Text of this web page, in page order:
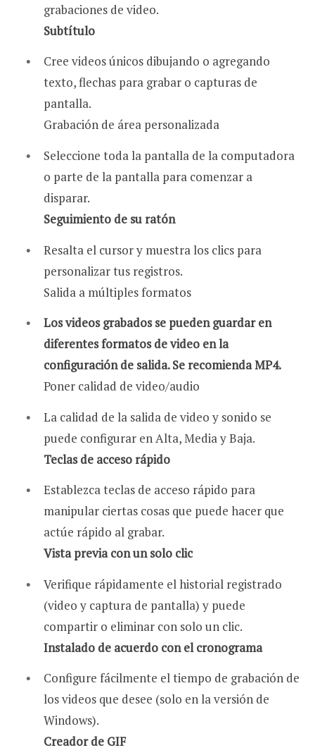
grabaciones de video.
Subtítulo
Cree videos únicos dibujando o agregando
texto, flechas para grabar o capturas de
pantalla.
Grabación de área personalizada
Seleccione toda la pantalla de la computadora
o parte de la pantalla para comenzar a
disparar.
Seguimiento de su ratón
Resalta el cursor y muestra los clics para
personalizar tus registros.
Salida a múltiples formatos
Los videos grabados se pueden guardar en
diferentes formatos de video en la
configuración de salida. Se recomienda MP4.
Poner calidad de video/audio
La calidad de la salida de video y sonido se
puede configurar en Alta, Media y Baja.
Teclas de acceso rápido
Establezca teclas de acceso rápido para
manipular ciertas cosas que puede hacer que
actúe rápido al grabar.
Vista previa con un solo clic
Verifique rápidamente el historial registrado
(video y captura de pantalla) y puede
compartir o eliminar con solo un clic.
Instalado de acuerdo con el cronograma
Configure fácilmente el tiempo de grabación de
los videos que desee (solo en la versión de
Windows).
Creador de GIF